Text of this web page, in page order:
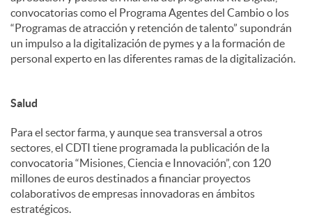
convocatorias como el Programa Agentes del Cambio o los
“Programas de atracción y retención de talento” supondrán
un impulso a la digitalización de pymes y a la formación de
personal experto en las diferentes ramas de la digitalización.
Salud
Para el sector farma, y aunque sea transversal a otros
sectores, el CDTI tiene programada la publicación de la
convocatoria “Misiones, Ciencia e Innovación”, con 120
millones de euros destinados a financiar proyectos
colaborativos de empresas innovadoras en ámbitos
estratégicos.